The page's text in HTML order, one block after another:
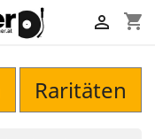
shopping_cart

Raritäten